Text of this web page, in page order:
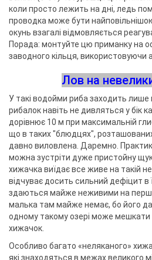
коли просто лежить на дні, ледь
проводка може бути
окунь взагалі відмовляється
Порада: монтуйте цю приманку на
заводного кільця, використовуючи
Лов на
У такі водойми риба заходить лише
рибалок навіть не дивляться у бік
дорівнює 10 м при максимальній
що в таких "блюдцях",
давно виловлена. Даремно.
можна зустріти дуже пристойну
хижачка виїдає все живе на такій
відчуває досить сильний дефіцит в
здаються майже неживими на
малька там майже немає, бо його
одному такому озері може мешкати
хижачок.
Особливо багато «неляканого»
які знаходяться в межах великого